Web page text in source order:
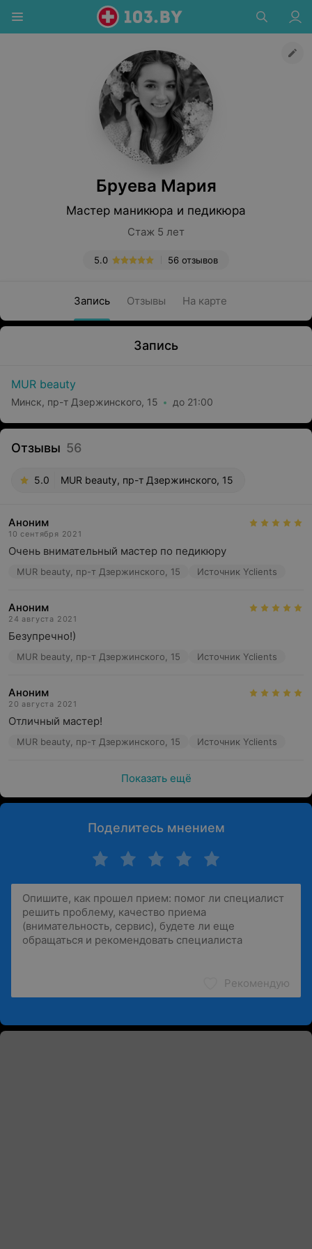
Бруева Мария
Мастер маникюра и педикюра
Стаж 5 лет
56 отзывов
5.0
Запись Отзывы На карте
Запись
MUR beauty
Минск, пр-т Дзержинского, 15 до 21:00
Отзывы 56
5.0 MUR beauty, пр-т Дзержинского, 15
Аноним
10 сентября 2021
Очень внимательный мастер по педикюру
MUR beauty, пр-т Дзержинского, 15 Источник Yclients
Аноним
24 августа 2021
Безупречно!)
MUR beauty, пр-т Дзержинского, 15 Источник Yclients
Аноним
20 августа 2021
Отличный мастер!
MUR beauty, пр-т Дзержинского, 15 Источник Yclients
Показать ещё
Поделитесь мнением
Рекомендую